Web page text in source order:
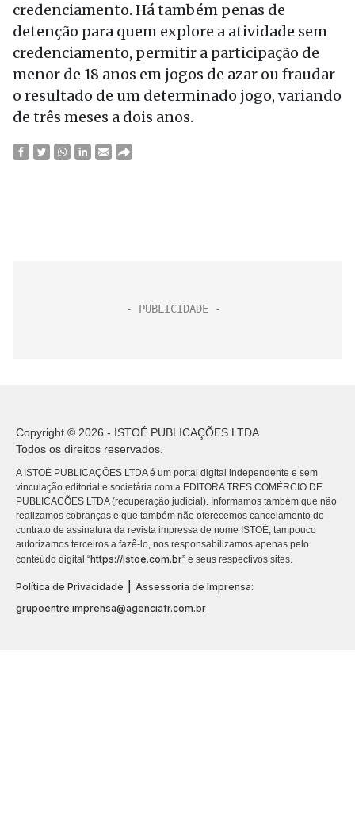
credenciamento. Há também penas de
detenção para quem explore a atividade sem
credenciamento, permitir a participação de
menor de 18 anos em jogos de azar ou fraudar
o resultado de um determinado jogo, variando
de três meses a dois anos.
Copyright © 2026 - ISTOÉ PUBLICAÇÕES LTDA
Todos os direitos reservados.
A ISTOÉ PUBLICAÇÕES LTDA é um portal digital independente e sem
vinculação editorial e societária com a EDITORA TRES COMÉRCIO DE
PUBLICACÕES LTDA (recuperação judicial). Informamos também que não
realizamos cobranças e que também não oferecemos cancelamento do
contrato de assinatura da revista impressa de nome ISTOÉ, tampouco
autorizamos terceiros a fazê-lo, nos responsabilizamos apenas pelo
conteúdo digital “https://istoe.com.br” e seus respectivos sites.
Política de Privacidade
Assessoria de Imprensa:
grupoentre.imprensa@agenciafr.com.br